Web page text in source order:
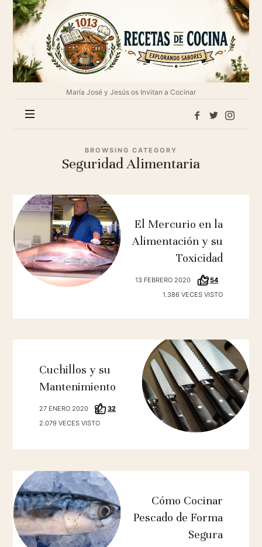
1013
Recetas
de
cocina
María José y Jesús os Invitan a Cocinar
BROWSING CATEGORY
Seguridad Alimentaria
El Mercurio en la
Alimentación y su
Toxicidad
13 FEBRERO 2020
54
1.386 VECES VISTO
Cuchillos y su
Mantenimiento
27 ENERO 2020
32
2.079 VECES VISTO
Cómo Cocinar
Pescado de Forma
Segura